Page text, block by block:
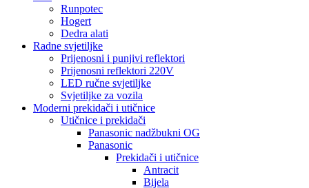
Runpotec
Hogert
Dedra alati
Radne svjetiljke
Prijenosni i punjivi reflektori
Prijenosni reflektori 220V
LED ručne svjetiljke
Svjetiljke za vozila
Moderni prekidači i utičnice
Utičnice i prekidači
Panasonic nadžbukni OG
Panasonic
Prekidači i utičnice
Antracit
Bijela